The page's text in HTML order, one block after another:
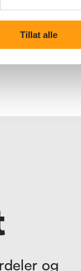
Tillat alle
&
og